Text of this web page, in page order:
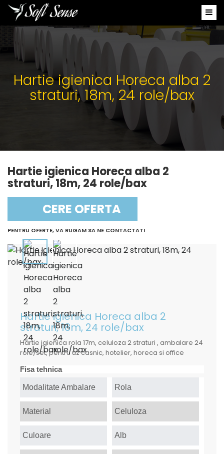
Hartie igienica Horeca alba 2
straturi, 18m, 24 role/bax
Hartie igienica Horeca alba 2
straturi, 18m, 24 role/bax
CERE OFERTA
PENTRU OFERTE, VA RUGAM SA NE CONTACTATI
Hartie igienica Horeca alba 2
straturi, 18m, 24 role/bax
Hartie igienica rola 17m, celuloza 2 straturi , ambalare 24
role/set, pentru uz casnic, hotelier, horeca si office
Fisa tehnica
Modalitate Ambalare Rola
Material Celuloza
Culoare Alb